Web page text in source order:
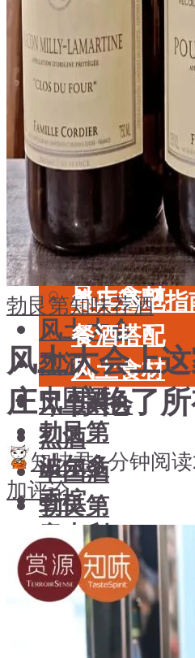
酒具周边
投资收藏
留学教育
名庄
品鉴专栏
美食
餐厅酒吧指
餐酒搭配
风土食材
风土大会
烈酒
中国酒
勃艮第
波尔多
香槟
意大利
德国
澳大利亚-新西兰
日本清酒
品种
年份
酒具周边
投资收藏
留学教育
名庄
品鉴专栏
美食
餐厅酒吧指
餐酒搭配
风土食材
风土大会
烈酒
中国酒
勃艮第
波尔多
香槟
意大利
德国
勃艮第知味荐酒
风土大会上
庄，惊艳了所
知味君1 分钟阅读
加评论